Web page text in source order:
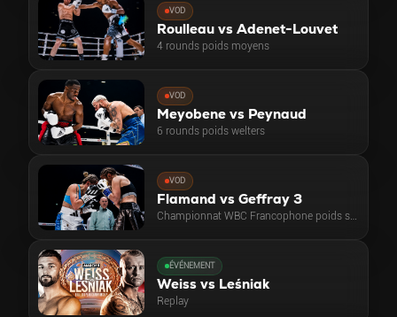
VOD
Roulleau vs Adenet-Louvet
4 rounds poids moyens
VOD
Meyobene vs Peynaud
6 rounds poids welters
VOD
Flamand vs Geffray 3
ÉVÉNEMENT
Weiss vs Leśniak
Replay